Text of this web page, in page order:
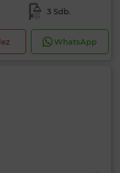
3 Sdb.
WhatsApp